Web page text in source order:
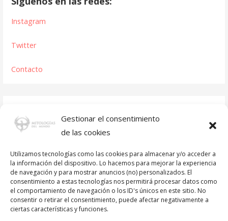
Gestionar el consentimiento
de las cookies
Utilizamos tecnologías como las cookies para almacenar y/o acceder a
la información del dispositivo. Lo hacemos para mejorar la experiencia
de navegación y para mostrar anuncios (no) personalizados. El
consentimiento a estas tecnologías nos permitirá procesar datos como
el comportamiento de navegación o los ID's únicos en este sitio. No
consentir o retirar el consentimiento, puede afectar negativamente a
ciertas características y funciones.
Instagram
Twitter
Contacto
Créditos